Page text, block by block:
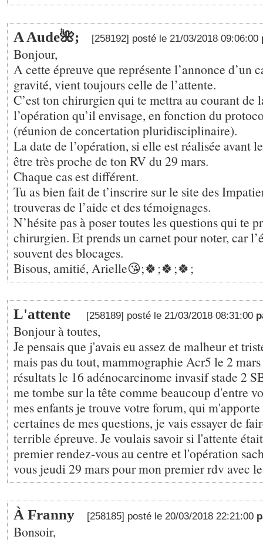
A Aude🌺; [258192] posté le 21/03/2018 09:06:00
Bonjour,
A cette épreuve que représente l’annonce d’un
gravité, vient toujours celle de l’attente.
C’est ton chirurgien qui te mettra au courant de
l’opération qu’il envisage, en fonction du
(réunion de concertation pluridisciplinaire).
La date de l’opération, si elle est réalisée avant
être très proche de ton RV du 29 mars.
Chaque cas est différent.
Tu as bien fait de t’inscrire sur le site des
trouveras de l’aide et des témoignages.
N’hésite pas à poser toutes les questions qui te
chirurgien. Et prends un carnet pour noter, car
souvent des blocages.
Bisous, amitié, Arielle😘;🍀;🍀;🍀;
L'attente [258189] posté le 21/03/2018 08:31:00
Bonjour à toutes,
Je pensais que j'avais eu assez de malheur et
mais pas du tout, mammographie Acr5 le 2
résultats le 16 adénocarcinome invasif stade 2
me tombe sur la tête comme beaucoup d'entre
mes enfants je trouve votre forum, qui m'apporte
certaines de mes questions, je vais essayer de
terrible épreuve. Je voulais savoir si l'attente
premier rendez-vous au centre et l'opération
vous jeudi 29 mars pour mon premier rdv avec
À Franny [258185] posté le 20/03/2018 22:21:00
Bonsoir,